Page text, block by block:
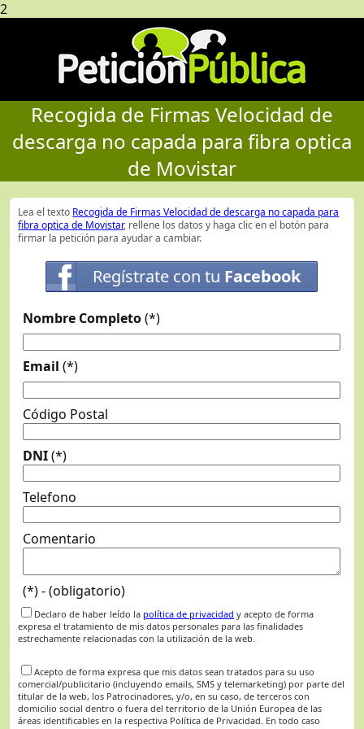
2
Recogida de Firmas Velocidad de
descarga no capada para fibra optica
de Movistar
Lea el texto Recogida de Firmas Velocidad de descarga no capada para
fibra optica de Movistar, rellene los datos y haga clic en el botón para
firmar la petición para ayudar a cambiar.
Regístrate con tu Facebook
Nombre Completo(*)
Email (*)
Código Postal
DNI(*)
Telefono
Comentario
(*) - (obligatorio)
Declaro de haber leído la política de privacidad y acepto de forma
expresa el tratamiento de mis datos personales para las finalidades
estrechamente relacionadas con la utilización de la web.
Acepto de forma expresa que mis datos sean tratados para su uso
comercial/publicitario (incluyendo emails, SMS y telemarketing) por parte del
titular de la web, los Patrocinadores, y/o, en su caso, de terceros con
domicilio social dentro o fuera del territorio de la Unión Europea de las
áreas identificables en la respectiva Política de Privacidad. En todo caso